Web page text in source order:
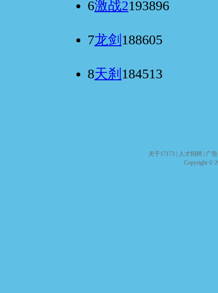
关于17173 人才招聘
广
Copyright ©